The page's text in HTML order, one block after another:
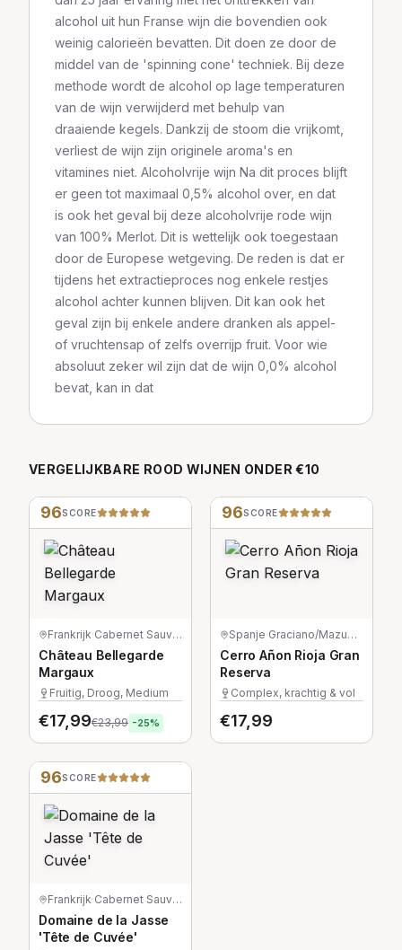
alcohol uit hun Franse wijn die bovendien ook
weinig calorieën bevatten. Dit doen ze door de
middel van de 'spinning cone' techniek. Bij deze
methode wordt de alcohol op lage temperaturen
van de wijn verwijderd met behulp van
draaiende kegels. Dankzij de stoom die vrijkomt,
verliest de wijn zijn originele aroma's en
vitamines niet. Alcoholvrije wijn Na dit proces blijft
er geen tot maximaal 0,5% alcohol over, en dat
is ook het geval bij deze alcoholvrije rode wijn
van 100% Merlot. Dit is wettelijk ook toegestaan
door de Europese wetgeving. De reden is dat er
tijdens het extractieproces nog enkele restjes
alcohol achter kunnen blijven. Dit kan ook het
geval zijn bij enkele andere dranken als appel-
of vruchtensap of zelfs overrijp fruit. Voor wie
absoluut zeker wil zijn dat de wijn 0,0% alcohol
bevat, kan in dat
VERGELIJKBARE ROOD WIJNEN ONDER €10
96SCORE
Frankrijk· Cabernet Sauvignon/Merlot/Petit Verdot
Château Bellegarde
Margaux
Fruitig, Droog, Medium
€17,99€23,99 -25%
96SCORE
Spanje· Graciano/Mazuelo/Tempranillo
Cerro Añon Rioja Gran
Reserva
Complex, krachtig & vol
€17,99
96SCORE
Frankrijk· Cabernet Sauvignon
Domaine de la Jasse
'Tête de Cuvée'